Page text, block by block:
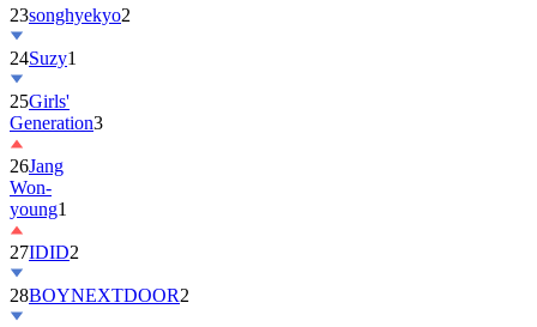
23songhyekyo2
24Suzy1
25Girls'
Generation3
26Jang
Won-
young1
27IDID2
28BOYNEXTDOOR2